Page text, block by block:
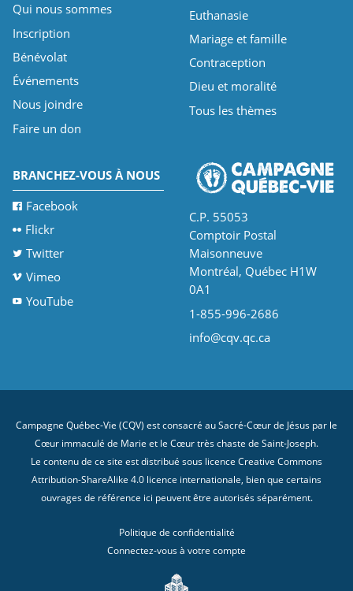
Qui nous sommes
Inscription
Bénévolat
Événements
Nous joindre
Faire un don
Euthanasie
Mariage et famille
Contraception
Dieu et moralité
Tous les thèmes
BRANCHEZ-VOUS À NOUS
Facebook
Flickr
Twitter
Vimeo
YouTube
C.P. 55053
Comptoir Postal
Maisonneuve
Montréal, Québec H1W
0A1
1-855-996-2686
info@cqv.qc.ca
Campagne Québec-Vie (CQV) est consacré au Sacré-Cœur de Jésus par le
Cœur immaculé de Marie et le Cœur très chaste de Saint-Joseph.
Le contenu de ce site est distribué sous licence Creative Commons
Attribution-ShareAlike 4.0 licence internationale, bien que certains
ouvrages de référence ici peuvent être autorisés séparément.
Politique de confidentialité
Connectez-vous à votre compte